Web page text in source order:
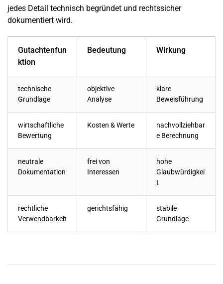
jedes Detail technisch begründet und rechtssicher
dokumentiert wird.
Gutachtenfun
ktion
Bedeutung Wirkung
technische
Grundlage
objektive
Analyse
klare
Beweisführung
wirtschaftliche
Bewertung
Kosten & Werte
nachvollziehbar
e Berechnung
neutrale
Dokumentation
frei von
Interessen
hohe
Glaubwürdigkei
t
rechtliche
Verwendbarkeit
gerichtsfähig
stabile
Grundlage